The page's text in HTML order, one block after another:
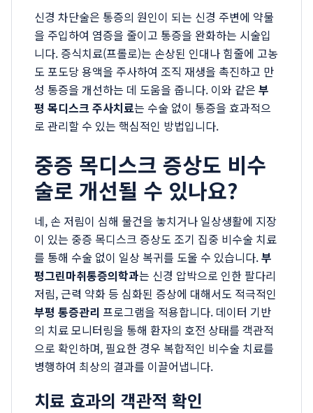
신경 차단술은 통증의 원인이 되는 신경 주변에 약물
을 주입하여 염증을 줄이고 통증을 완화하는 시술입
니다. 증식치료(프롤로)는 손상된 인대나 힘줄에 고농
도 포도당 용액을 주사하여 조직 재생을 촉진하고 만
성 통증을 개선하는 데 도움을 줍니다. 이와 같은 부
평 목디스크 주사치료는 수술 없이 통증을 효과적으
로 관리할 수 있는 핵심적인 방법입니다.
중증 목디스크 증상도 비수
술로 개선될 수 있나요?
네, 손 저림이 심해 물건을 놓치거나 일상생활에 지장
이 있는 중증 목디스크 증상도 조기 집중 비수술 치료
를 통해 수술 없이 일상 복귀를 도울 수 있습니다.부
평그린마취통증의학과는 신경 압박으로 인한 팔다리
저림, 근력 약화 등 심화된 증상에 대해서도 적극적인
부평 통증관리 프로그램을 적용합니다. 데이터 기반
의 치료 모니터링을 통해 환자의 호전 상태를 객관적
으로 확인하며, 필요한 경우 복합적인 비수술 치료를
병행하여 최상의 결과를 이끌어냅니다.
치료 효과의 객관적 확인